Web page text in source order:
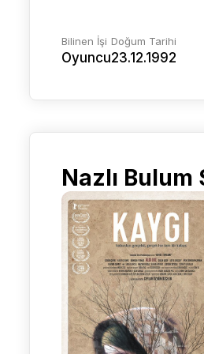
Bilinen İşi
Oyuncu
Doğum Tarihi
23.12.1992
Nazlı